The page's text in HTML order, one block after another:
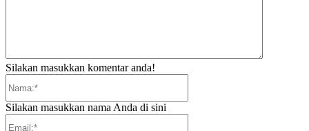
Silakan masukkan komentar anda!
Silakan masukkan nama Anda di sini